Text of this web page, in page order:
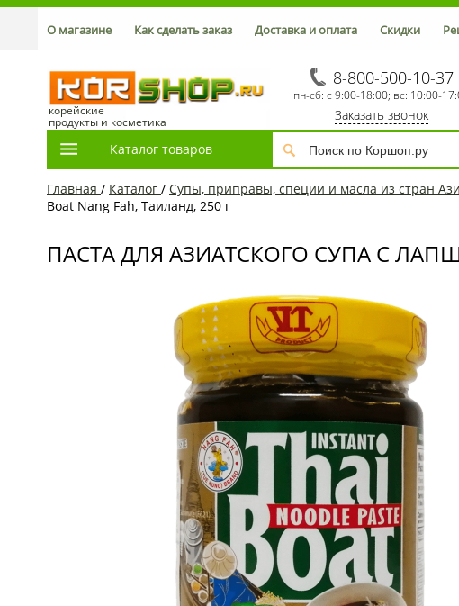
О магазине Как сделать заказ Доставка и оплата Скидки
корейские
продукты и косметика
8-800-500-10-37
пн-сб: с 9:00-18:00; вс: 10:00-
Заказать звонок
Каталог товаров
Главная / Каталог / Супы, приправы, специи и масла из стран
Boat Nang Fah, Таиланд, 250 г
ПАСТА ДЛЯ АЗИАТСКОГО СУПА С